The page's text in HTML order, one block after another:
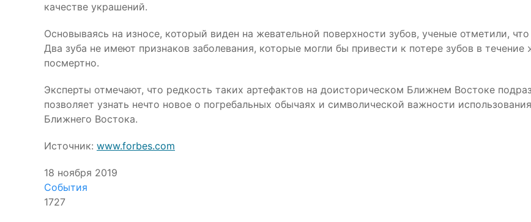
качестве украшений.
Основываясь на износе, который виден на жевательной поверхности зубов, ученые отметили,
Два зуба не имеют признаков заболевания, которые могли бы привести к потере зубов в
посмертно.
Эксперты отмечают, что редкость таких артефактов на доисторическом Ближнем Востоке
позволяет узнать нечто новое о погребальных обычаях и символической важности
Ближнего Востока.
Источник: www.forbes.com
18 ноября 2019
События
1727